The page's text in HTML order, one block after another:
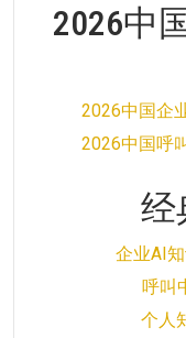
2026中
2026中国企
2026中国呼
经
企业AI
呼叫
个人